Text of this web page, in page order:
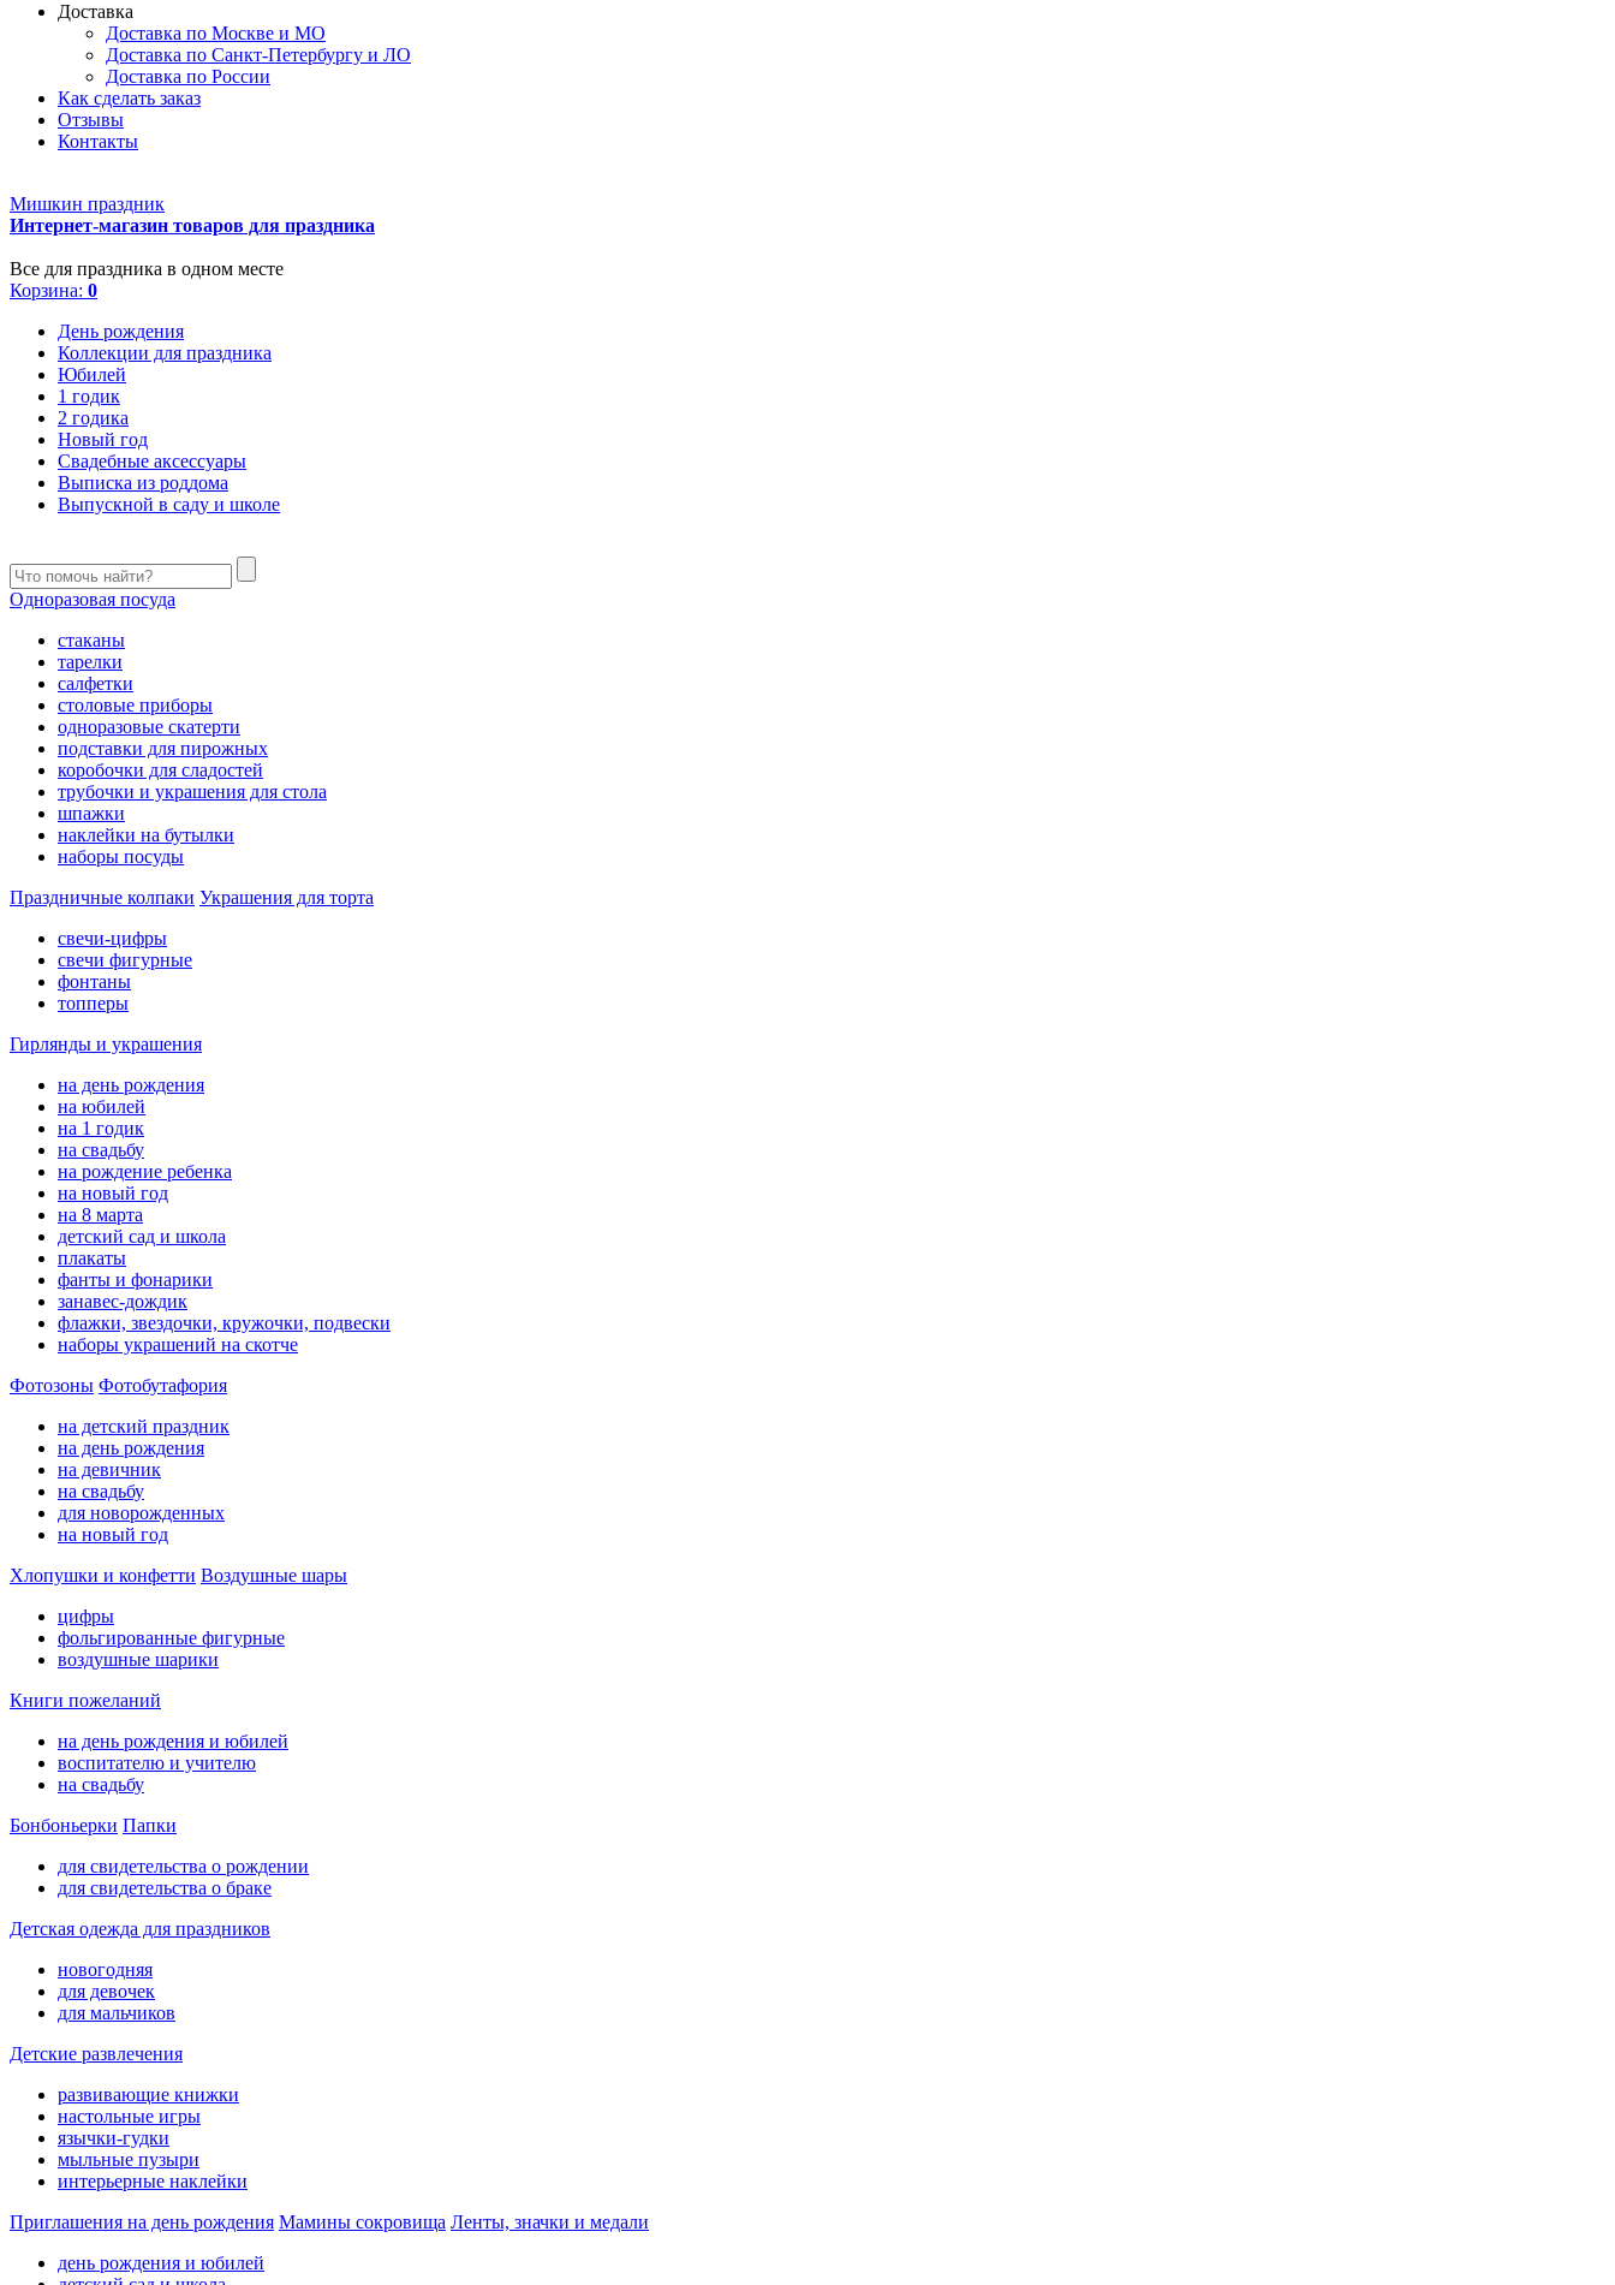
Доставка
Доставка по Москве и МО
Доставка по Санкт-Петербургу и ЛО
Доставка по России
Как сделать заказ
Отзывы
Контакты
Мишкин праздник
Интернет-магазин товаров для праздника
Все для праздника в одном месте
Корзина: 0
День рождения
Коллекции для праздника
Юбилей
1 годик
2 годика
Новый год
Свадебные аксессуары
Выписка из роддома
Выпускной в саду и школе
Одноразовая посуда
стаканы
тарелки
салфетки
столовые приборы
одноразовые скатерти
подставки для пирожных
коробочки для сладостей
трубочки и украшения для стола
шпажки
наклейки на бутылки
наборы посуды
Праздничные колпаки Украшения для торта
свечи-цифры
свечи фигурные
фонтаны
топперы
Гирлянды и украшения
на день рождения
на юбилей
на 1 годик
на свадьбу
на рождение ребенка
на новый год
на 8 марта
детский сад и школа
плакаты
фанты и фонарики
занавес-дождик
флажки, звездочки, кружочки, подвески
наборы украшений на скотче
Фотозоны Фотобутафория
на детский праздник
на день рождения
на девичник
на свадьбу
для новорожденных
на новый год
Хлопушки и конфетти Воздушные шары
цифры
фольгированные фигурные
воздушные шарики
Книги пожеланий
на день рождения и юбилей
воспитателю и учителю
на свадьбу
Бонбоньерки Папки
для свидетельства о рождении
для свидетельства о браке
Детская одежда для праздников
новогодняя
для девочек
для мальчиков
Детские развлечения
развивающие книжки
настольные игры
язычки-гудки
мыльные пузыри
интерьерные наклейки
Приглашения на день рождения Мамины сокровища Ленты, значки и медали
день рождения и юбилей